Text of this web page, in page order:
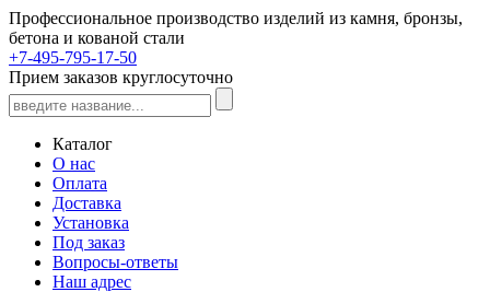
Профессиональное производство изделий из камня, бронзы,
бетона и кованой стали
+7-495-795-17-50
Прием заказов круглосуточно
Каталог
О нас
Оплата
Доставка
Установка
Под заказ
Вопросы-ответы
Наш адрес